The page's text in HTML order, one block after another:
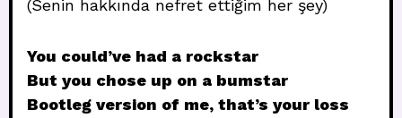
(Senin hakkında nefret ettiğim her şey)
You could’ve had a rockstar
But you chose up on a bumstar
Bootleg version of me, that’s your loss